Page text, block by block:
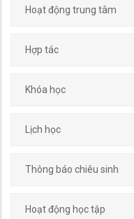
Hoạt động trung tâm
Hợp tác
Khóa học
Lịch học
Thông báo chiêu sinh
Hoạt động học tập